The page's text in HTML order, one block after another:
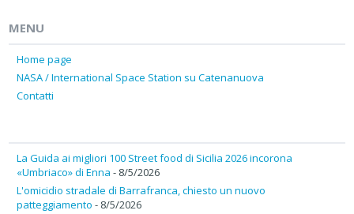
MENU
Home page
NASA / International Space Station su Catenanuova
Contatti
La Guida ai migliori 100 Street food di Sicilia 2026 incorona
«Umbriaco» di Enna - 8/5/2026
L'omicidio stradale di Barrafranca, chiesto un nuovo
patteggiamento - 8/5/2026